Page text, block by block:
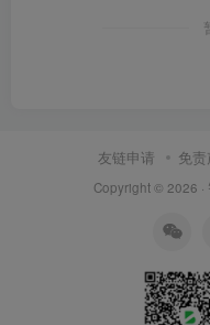
友链申请 免
Copyright © 2026 ·